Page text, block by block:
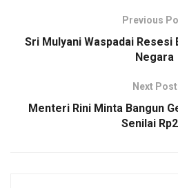
Previous
Sri Mulyani Waspadai Resesi
Negara
Next Post
Menteri Rini Minta Bangun
Senilai